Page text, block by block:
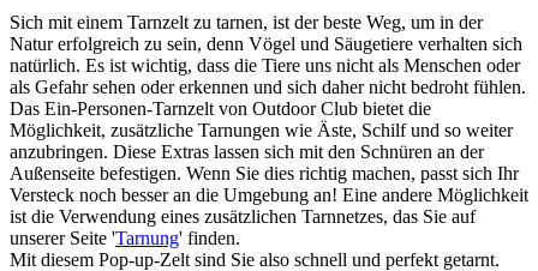
Sich mit einem Tarnzelt zu tarnen, ist der beste Weg, um in der
Natur erfolgreich zu sein, denn Vögel und Säugetiere verhalten sich
natürlich. Es ist wichtig, dass die Tiere uns nicht als Menschen oder
als Gefahr sehen oder erkennen und sich daher nicht bedroht fühlen.
Das Ein-Personen-Tarnzelt von Outdoor Club bietet die
Möglichkeit, zusätzliche Tarnungen wie Äste, Schilf und so weiter
anzubringen. Diese Extras lassen sich mit den Schnüren an der
Außenseite befestigen. Wenn Sie dies richtig machen, passt sich Ihr
Versteck noch besser an die Umgebung an! Eine andere Möglichkeit
ist die Verwendung eines zusätzlichen Tarnnetzes, das Sie auf
unserer Seite 'Tarnung' finden.
Mit diesem Pop-up-Zelt sind Sie also schnell und perfekt getarnt.